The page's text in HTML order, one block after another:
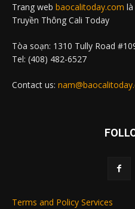
Trang web baocalitoday.com
Truyền Thông Cali Today
Tòa soạn: 1310 Tully Road
Tel: (408) 482-6527
Contact us:
Terms and Policy Services